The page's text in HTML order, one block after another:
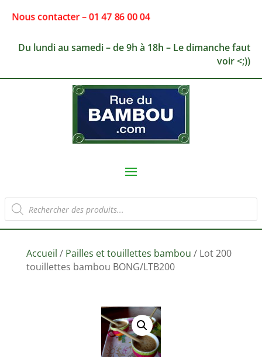
Nous contacter – 01 47 86 00 04
Du lundi au samedi – de 9h à 18h – Le dimanche faut
voir <;))
Recherche
de
produits
Accueil / Pailles et touillettes bambou / Lot 200
touillettes bambou BONG/LTB200